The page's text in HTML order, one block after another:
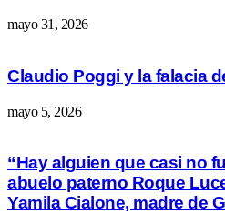
mayo 31, 2026
Claudio Poggi y la falacia
mayo 5, 2026
“Hay alguien que casi no
abuelo paterno Roque
Yamila Cialone, madre de